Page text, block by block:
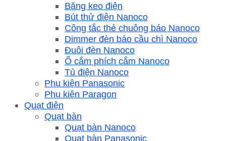
Băng keo điện
Bút thử điện Nanoco
Công tắc thẻ chuông báo Nanoco
Dimmer đèn báo cầu chì Nanoco
Đuôi đèn Nanoco
Ổ cắm phích cắm Nanoco
Tủ điện Nanoco
Phụ kiện Panasonic
Phụ kiện Paragon
Quạt điện
Quạt bàn
Quạt bàn Nanoco
Quạt bàn Panasonic